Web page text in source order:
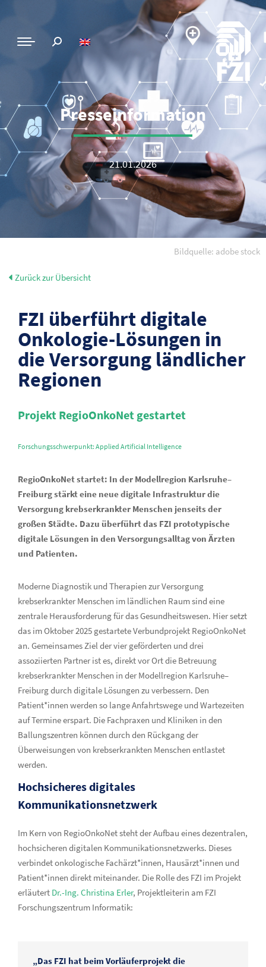
Presseinformation
21.01.2026
Zurück zur Übersicht
Bildquelle: adobe stock
FZI überführt digitale
Onkologie-Lösungen in
die Versorgung ländlicher
Regionen
Projekt RegioOnkoNet gestartet
Forschungsschwerpunkt: Applied Artificial Intelligence
RegioOnkoNet startet: In der Modellregion Karlsruhe–
Freiburg stärkt eine neue digitale Infrastruktur die
Versorgung krebserkrankter Menschen jenseits der
großen Städte. Dazu überführt das FZI prototypische
digitale Lösungen in den Versorgungsalltag von Ärzten
und Patienten.
Moderne Diagnostik und Therapien zur Versorgung
krebserkrankter Menschen im ländlichen Raum sind eine
zentrale Herausforderung für das Gesundheitswesen. Hier setzt
das im Oktober 2025 gestartete Verbundprojekt RegioOnkoNet
an. Gemeinsames Ziel der vier geförderten und drei
assoziierten Partner ist es, direkt vor Ort die Betreuung
krebserkrankter Menschen in der Modellregion Karlsruhe–
Freiburg durch digitale Lösungen zu verbessern. Den
Patient*innen werden so lange Anfahrtswege und Wartezeiten
auf Termine erspart. Die Fachpraxen und Kliniken in den
Ballungszentren können durch den Rückgang der
Überweisungen von krebserkrankten Menschen entlastet
werden.
Hochsicheres digitales
Kommunikationsnetzwerk
Im Kern von RegioOnkoNet steht der Aufbau eines dezentralen,
hochsicheren digitalen Kommunikationsnetzwerks. Dieses
verbindet onkologische Fachärzt*innen, Hausärzt*innen und
Patient*innen direkt miteinander. Die Rolle des FZI im Projekt
erläutert Dr.-Ing. Christina Erler, Projektleiterin am FZI
Forschungszentrum Informatik:
„Das FZI hat beim Vorläuferprojekt die